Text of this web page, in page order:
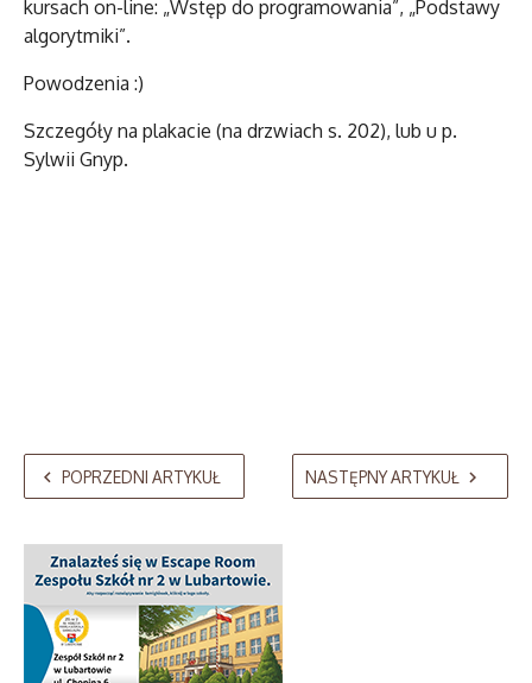
kursach on-line: „Wstęp do programowania”, „Podstawy
algorytmiki”.
Powodzenia :)
Szczegóły na plakacie (na drzwiach s. 202), lub u p.
Sylwii Gnyp.
POPRZEDNI ARTYKUŁ NASTĘPNY ARTYKUŁ